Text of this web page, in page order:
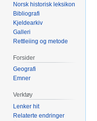
Norsk historisk leksikon
Bibliografi
Kjeldearkiv
Galleri
Rettleiing og metode
Forsider
Geografi
Emner
Verktøy
Lenker hit
Relaterte endringer